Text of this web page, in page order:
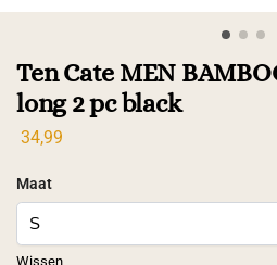
Ten Cate MEN
long 2 pc black
34,99
Maat
Wissen